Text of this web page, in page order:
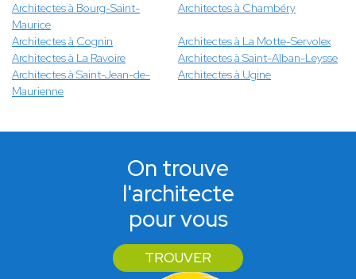
Architectes à Bourg-Saint-
Maurice
Architectes à Chambéry
Architectes à Cognin
Architectes à La Motte-Servolex
Architectes à La Ravoire
Architectes à Saint-Alban-Leysse
Architectes à Saint-Jean-de-
Maurienne
Architectes à Ugine
On trouve
l'architecte
pour vous
TROUVER